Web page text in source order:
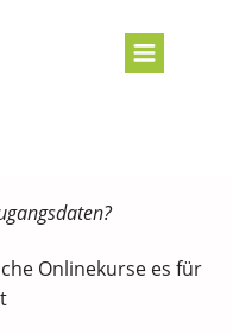
Onlinekurse es für